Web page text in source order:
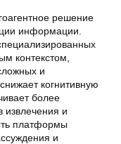
решение
информации.
контекстом,
и
когнитивную
более
и
платформы
и